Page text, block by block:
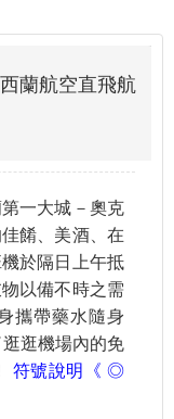
蘭航空直飛航
一大城－奧克
餚、美酒、在
於隔日上午抵
以備不時之需
攜帶藥水隨身
逛機場內的免
符號說明《 ◎